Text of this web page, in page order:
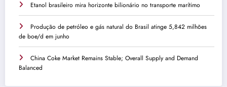
Etanol brasileiro mira horizonte bilionário no transporte marítimo
Produção de petróleo e gás natural do Brasil atinge 5,842 milhões
de boe/d em junho
China Coke Market Remains Stable; Overall Supply and Demand
Balanced